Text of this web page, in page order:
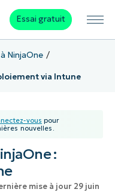
Essai gratuit
NinjaOne
via Intune
vous pour
nouvelles.
:
mise à jour 29 juin